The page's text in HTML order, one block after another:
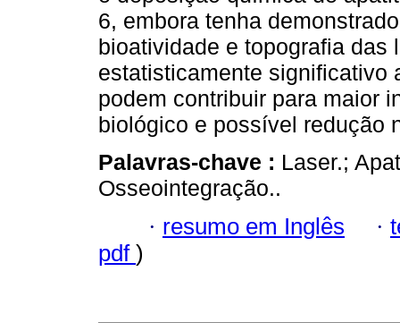
6, embora tenha
bioatividade e topografia das
estatisticamente significativo
podem contribuir para maior
biológico e possível redução
Palavras-chave : Laser.;
Osseointegração..
· resumo em Inglês ·
pdf )